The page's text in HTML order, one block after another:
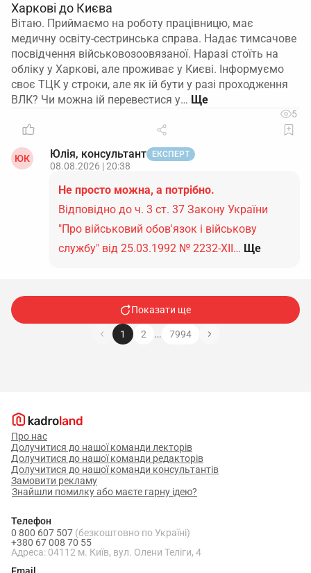
Харкові до Києва
Вітаю. Приймаємо на роботу працівницю, має
медичну освіту-сестринська справа. Надає тимсачове
посвідчення військовозоовязаної. Наразі стоїть на
обліку у Харкові, але проживає у Києві. Інформуємо
своє ТЦК у строки, але як ій бути у разі проходження
ВЛК? Чи можна ій перевестися у…
5
ЮК Юлія, консультант ЕКСПЕРТ
08.08.2026 | 20:38
Не просто можна, а потрібно.
Відповідно до ч. 3 ст. 37 Закону України
"Про військовий обов'язок і військову
службу" від 25.03.1992 № 2232-ХІІ… Ще
Показати ще
1 2 … 7994
Про нас
Долучитися до нашої команди лекторів
Долучитися до нашої команди редакторів
Долучитися до нашої команди консультантів
Замовити рекламу
Знайшли помилку або маєте гарну ідею?
Телефон
0 800 607 507 (безкоштовно по Україні)
+380 67 008 70 55
Адреса: 04112 м. Київ, вул. Олени Теліги, 4